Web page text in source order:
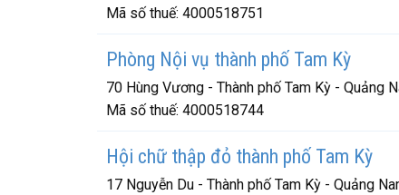
Mã số thuế: 4000518751
Phòng Nội vụ thành phố Tam Kỳ
70 Hùng Vương - Thành phố Tam Kỳ - Quảng
Mã số thuế: 4000518744
Hội chữ thập đỏ thành phố Tam Kỳ
17 Nguyễn Du - Thành phố Tam Kỳ - Quảng